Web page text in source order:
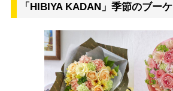
「HIBIYA KADAN」季節のブーケ